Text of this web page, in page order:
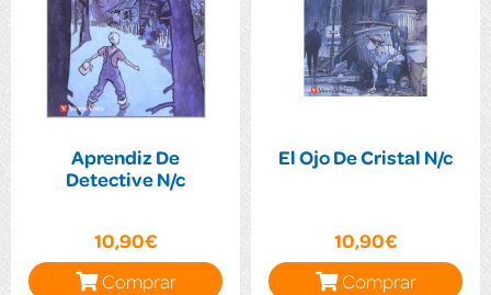
Aprendiz De
Detective N/c
10,90€
Comprar
El Ojo De Cristal N/c
10,90€
Comprar